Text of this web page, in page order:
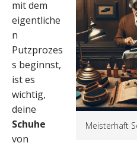
Meisterhaft
mit dem
eigentliche
n
Putzprozes
s beginnst,
ist es
wichtig,
deine
Schuhe
von